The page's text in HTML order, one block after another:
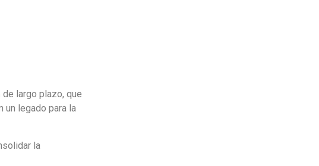
largo plazo, que
un legado para la
la